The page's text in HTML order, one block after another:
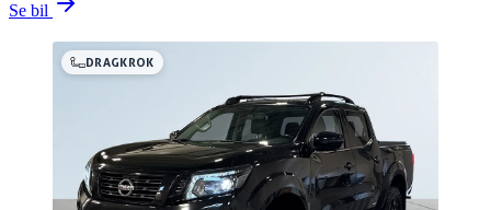
Se bil
DRAGKROK